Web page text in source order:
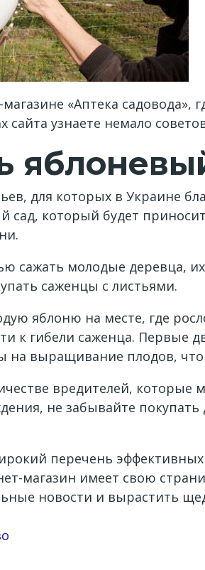
«Аптека
сайта узнаете немало
для которых в Украине
сад, который будет
сажать молодые деревца,
саженцы с листьями.
яблоню на месте, где
к гибели саженца. Первые
на выращивание плодов,
вредителей, которые
не забывайте
перечень
магазин имеет свою
новости и вырастить